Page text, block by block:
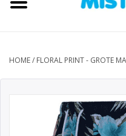
Onze Winkel
HOME/ FLORAL PRINT - GROTE